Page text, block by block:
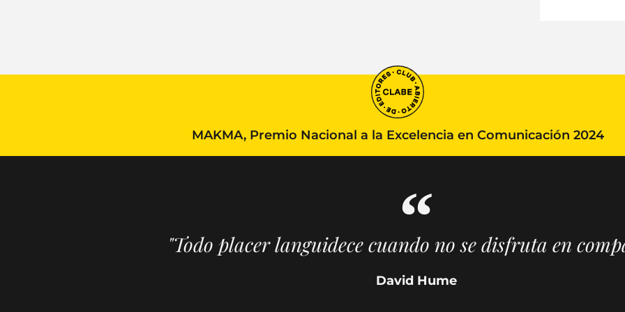
MAKMA, Premio Nacional a la Excelencia en Comunicación 2024
"Todo placer languidece cuando no se disfruta en
David Hume